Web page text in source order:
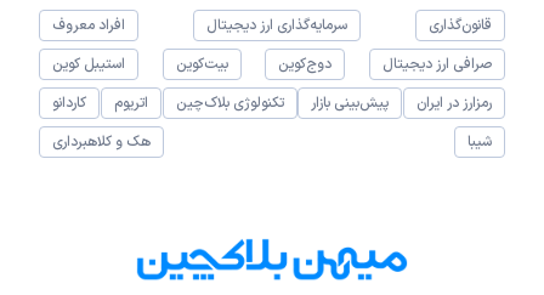
قانون‌گذاری سرمایه‌گذاری ارز دیجیتال
افراد معروف
صرافی ارز دیجیتال
دوج‌کوین بیت‌کوین
استیبل کوین
رمزارز در ایران
پیش‌بینی بازار تکنولوژی بلاک‌چین اتریوم
کاردانو
شیبا
هک و کلاهبرداری